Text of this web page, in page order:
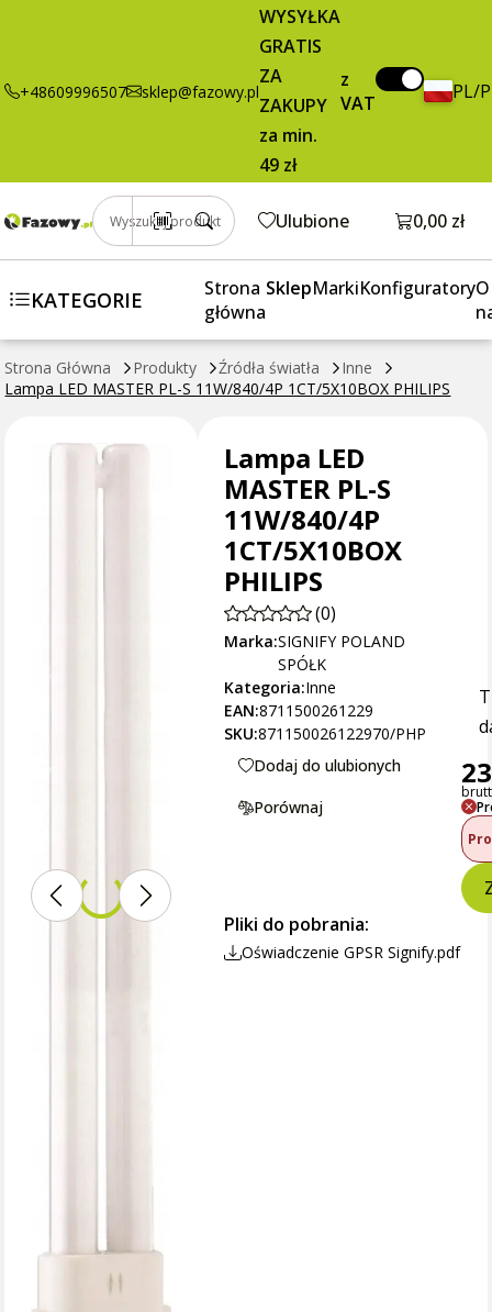
+48609996507 sklep@fazowy.pl
WYSYŁKA
GRATIS
ZA
ZAKUPY
za min.
49 zł
z
VAT
PL/
Wyszukaj produkt Ulubione Otwórz
0,00 zł
KATEGORIE
Strona
główna
SklepMarkiKonfiguratoryO
Strona Główna Produkty Źródła światła
Inne
Lampa LED MASTER PL-S 11W/840/4P 1CT/5X10BOX PHILIPS
Lampa LED
MASTER PL-S
11W/840/4P
1CT/5X10BOX
PHILIPS
(0)
Marka:SIGNIFY POLAND
SPÓŁK
Kategoria:Inne
EAN:8711500261229
SKU:871150026122970/PHP
Dodaj do ulubionych
Porównaj
Pliki do pobrania:
Oświadczenie GPSR Signify.pdf